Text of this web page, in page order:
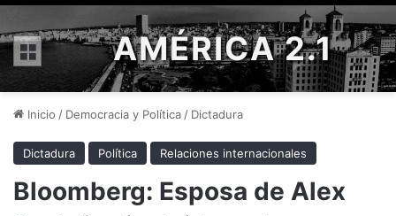
Menú AMÉRICA 2.1
Inicio / Democracia y Política / Dictadura
Dictadura Política Relaciones internacionales
Bloomberg: Esposa de Alex